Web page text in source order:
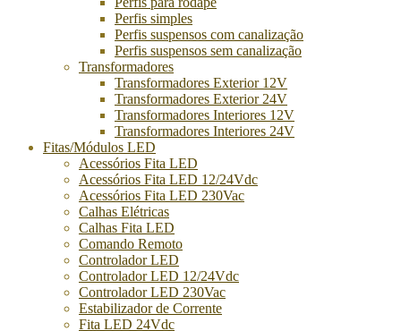
Perfis simples
Perfis suspensos com canalização
Perfis suspensos sem canalização
Transformadores
Transformadores Exterior 12V
Transformadores Exterior 24V
Transformadores Interiores 12V
Transformadores Interiores 24V
Fitas/Módulos LED
Acessórios Fita LED
Acessórios Fita LED 12/24Vdc
Acessórios Fita LED 230Vac
Calhas Elétricas
Calhas Fita LED
Comando Remoto
Controlador LED
Controlador LED 12/24Vdc
Controlador LED 230Vac
Estabilizador de Corrente
Fita LED 24Vdc